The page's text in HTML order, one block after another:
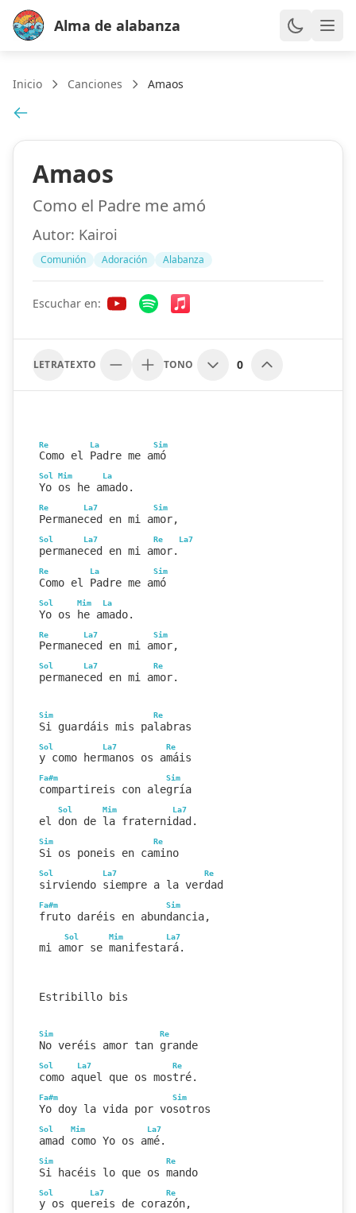
Alma de alabanza
Inicio Canciones Amaos
Amaos
Como el Padre me amó
Autor: Kairoi
Comunión Adoración Alabanza
Escuchar en:
LETRATEXTO TONO 0
Re La Sim
Como el Padre me amó
Sol Mim La
Yo os he amado.
Re La7 Sim
Permaneced en mi amor,
Sol La7 Re La7
permaneced en mi amor.
Re La Sim
Como el Padre me amó
Sol Mim La
Yo os he amado.
Re La7 Sim
Permaneced en mi amor,
Sol La7 Re
permaneced en mi amor.
Sim Re
Si guardáis mis palabras
Sol La7 Re
y como hermanos os amáis
Fa#m Sim
compartireis con alegría
Sol Mim La7
el don de la fraternidad.
Sim Re
Si os poneis en camino
Sol La7 Re
sirviendo siempre a la verdad
Fa#m Sim
fruto daréis en abundancia,
Sol Mim La7
mi amor se manifestará.
Estribillo bis
Sim Re
No veréis amor tan grande
Sol La7 Re
como aquel que os mostré.
Fa#m Sim
Yo doy la vida por vosotros
Sol Mim La7
amad como Yo os amé.
Sim Re
Si hacéis lo que os mando
Sol La7 Re
y os quereis de corazón,